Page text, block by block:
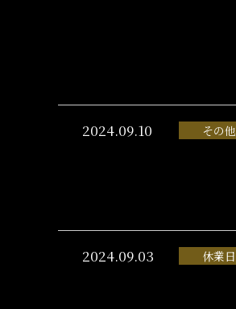
2024.09.10 その他
2024.09.03 休業日